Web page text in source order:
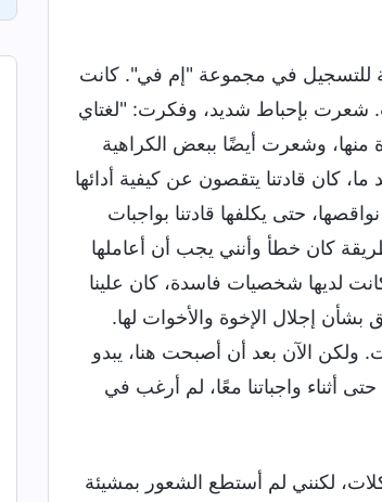
للتسجيل في مجموعة "إم في". كانت
شعرت بإحباط شديد، وفكرت: "لغتاي
منها، وشعرت أيضًا ببعض الكراهية
كان قادتنا يتقصون عن كيفية أدائها
حتى يكلفها قادتنا بواجبات
كان خطأ وأنني يجب أن أعاملها
لديها شخصيات فاسدة، كان علينا
بشأن إجلال الإخوة والأخوات لها.
ولكن الآن بعد أن أصبحت هنا، يبدو
أثناء واجباتنا معًا، لم أرغب في
لكنني لم أستطع الشعور بمشيئة